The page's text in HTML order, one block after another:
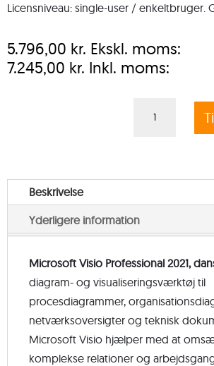
Licensniveau: single-user / enkeltbruger.
5.796,00 kr. Ekskl. moms:
7.245,00 kr. Inkl. moms:
dansk
antal
Beskrivelse
Yderligere information
Microsoft Visio Professional 2021,
diagram- og visualiseringsværktøj til
procesdiagrammer,
netværksoversigter og teknisk
Microsoft Visio hjælper med at
komplekse relationer og